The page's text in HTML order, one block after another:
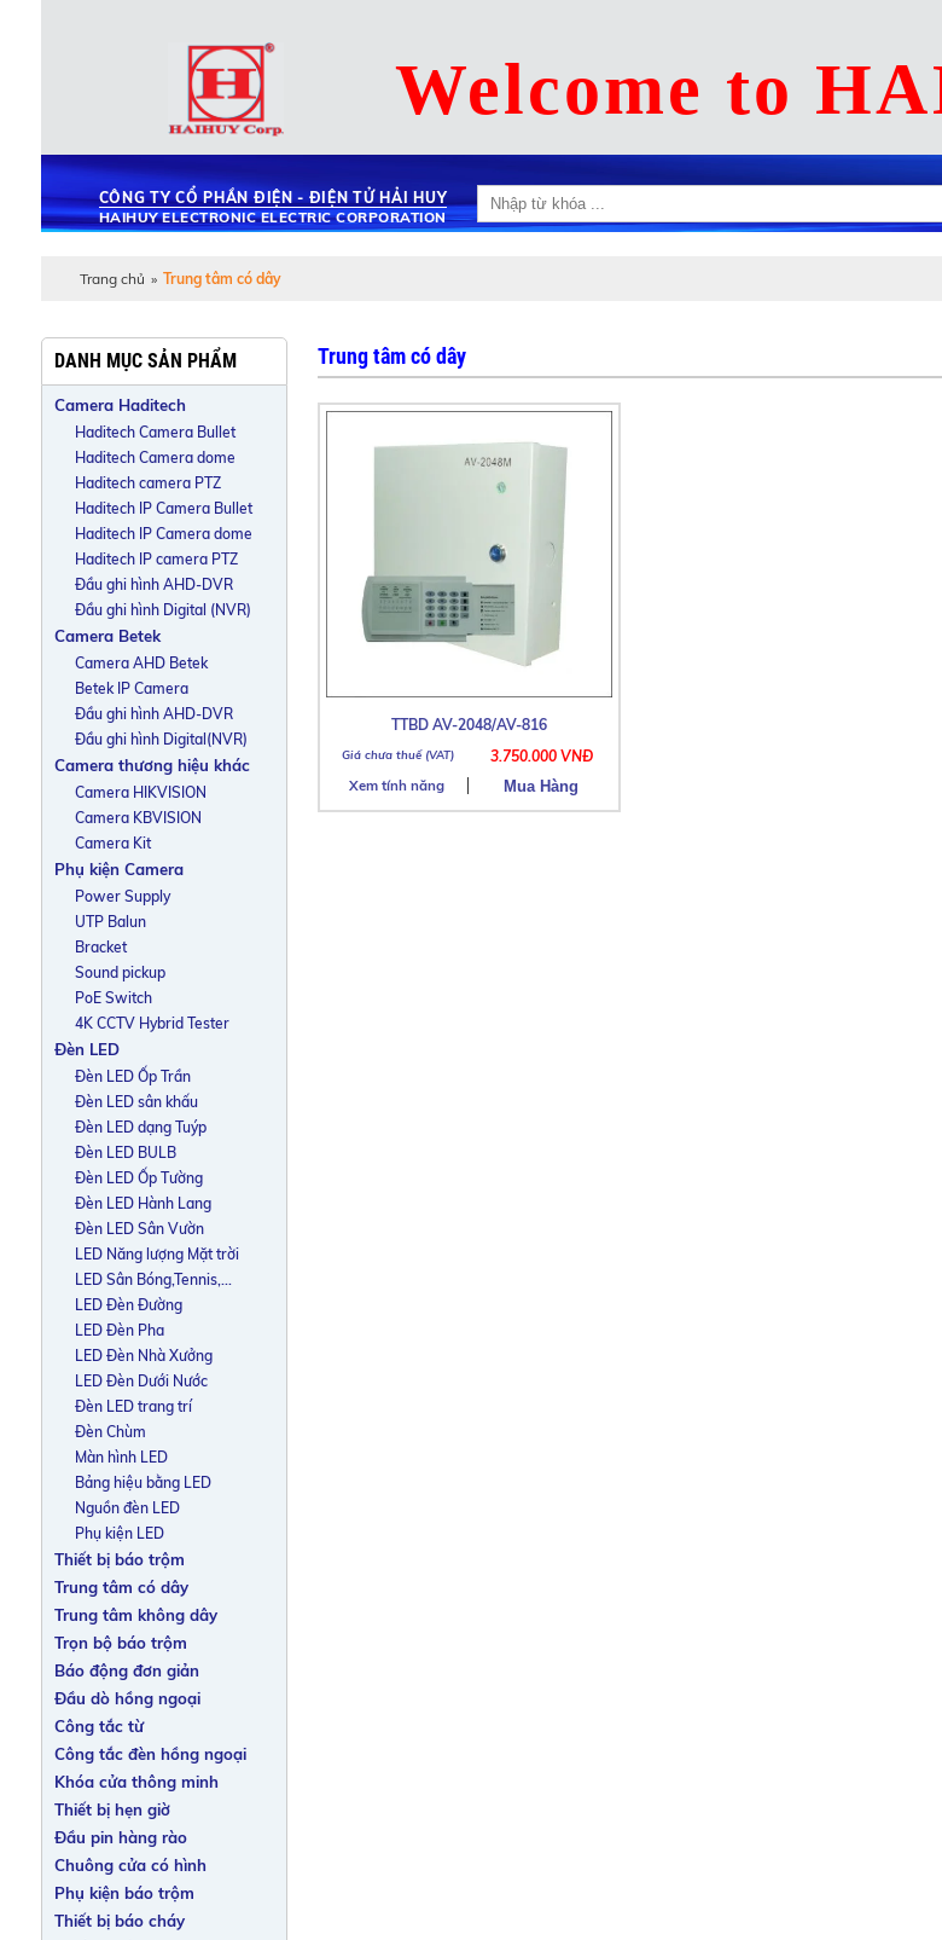
Welcome to
CÔNG TY CỔ PHẦN ĐIỆN - ĐIỆN TỬ HẢI HUY
HAIHUY ELECTRONIC ELECTRIC CORPORATION
Trang chủ » Trung tâm có dây
Trung tâm có dây
TTBD AV-2048/AV-816
3.750.000 VNĐ
Xem tính năng
DANH MỤC SẢN PHẨM
Camera Haditech
Haditech Camera Bullet
Haditech Camera dome
Haditech camera PTZ
Haditech IP Camera Bullet
Haditech IP Camera dome
Haditech IP camera PTZ
Đầu ghi hình AHD-DVR
Đầu ghi hình Digital (NVR)
Camera Betek
Camera AHD Betek
Betek IP Camera
Đầu ghi hình AHD-DVR
Đầu ghi hình Digital(NVR)
Camera thương hiệu khác
Camera HIKVISION
Camera KBVISION
Camera Kit
Phụ kiện Camera
Power Supply
UTP Balun
Bracket
Sound pickup
PoE Switch
4K CCTV Hybrid Tester
Đèn LED
Đèn LED Ốp Trần
Đèn LED sân khấu
Đèn LED dạng Tuýp
Đèn LED BULB
Đèn LED Ốp Tường
Đèn LED Hành Lang
Đèn LED Sân Vườn
LED Năng lượng Mặt trời
LED Sân Bóng,Tennis,...
LED Đèn Đường
LED Đèn Pha
LED Đèn Nhà Xưởng
LED Đèn Dưới Nước
Đèn LED trang trí
Đèn Chùm
Màn hình LED
Bảng hiệu bằng LED
Nguồn đèn LED
Phụ kiện LED
Thiết bị báo trộm
Trung tâm có dây
Trung tâm không dây
Trọn bộ báo trộm
Báo động đơn giản
Đầu dò hồng ngoại
Công tắc từ
Công tắc đèn hồng ngoại
Khóa cửa thông minh
Thiết bị hẹn giờ
Đầu pin hàng rào
Chuông cửa có hình
Phụ kiện báo trộm
Thiết bị báo cháy